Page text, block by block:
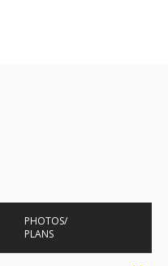
PHOTOS/
PLANS